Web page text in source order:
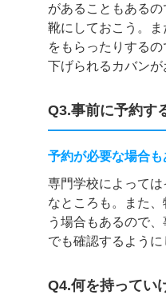
があることもある
靴にしておこう。
をもらったりする
下げられるカバンが
Q3.事前に予約す
予約が必要な場合も
専門学校によって
なところも。また
う場合もあるので
でも確認するように
Q4.何を持ってい